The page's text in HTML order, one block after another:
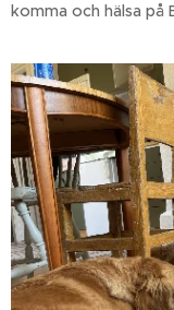
komma och hälsa på